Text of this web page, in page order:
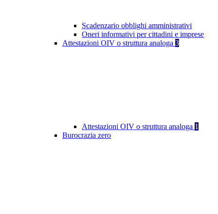
Scadenzario obblighi amministrativi
Oneri informativi per cittadini e imprese
Attestazioni OIV o struttura analoga 3
Attestazioni OIV o struttura analoga 1
Burocrazia zero